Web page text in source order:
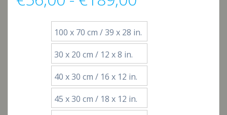
de
precios:
desde
€56,00
100 x 70 cm / 39 x 28 in.
30 x 20 cm / 12 x 8 in.
40 x 30 cm / 16 x 12 in.
45 x 30 cm / 18 x 12 in.